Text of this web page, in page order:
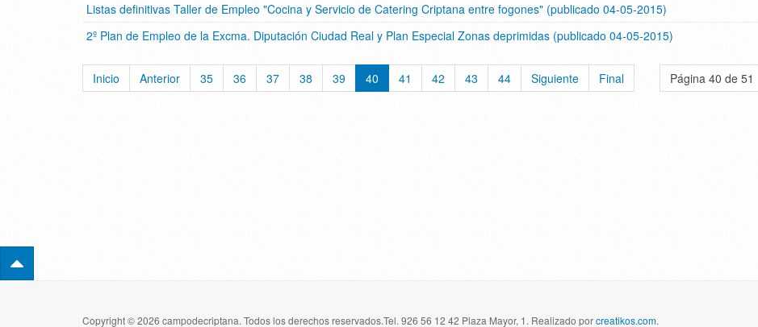
Listas definitivas Taller de Empleo "Cocina y Servicio de Catering Criptana entre fogones" (publicado 04-05-2015)
2º Plan de Empleo de la Excma. Diputación Ciudad Real y Plan Especial Zonas deprimidas (publicado 04-05-2015)
Página 40 de 51
Inicio Anterior 35 36 37 38 39 40 41 42 43 44 Siguiente Final
Copyright © 2026 campodecriptana. Todos los derechos reservados.Tel. 926 56 12 42 Plaza Mayor, 1. Realizado porcreatikos.com.